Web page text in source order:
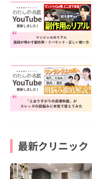
最新クリニック